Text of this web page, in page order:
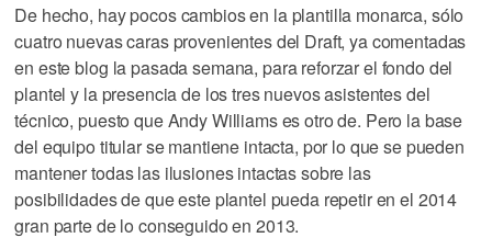
De hecho, hay pocos cambios en la plantilla monarca, sólo
cuatro nuevas caras provenientes del Draft, ya comentadas
en este blog la pasada semana, para reforzar el fondo del
plantel y la presencia de los tres nuevos asistentes del
técnico, puesto que Andy Williams es otro de. Pero la base
del equipo titular se mantiene intacta, por lo que se pueden
mantener todas las ilusiones intactas sobre las
posibilidades de que este plantel pueda repetir en el 2014
gran parte de lo conseguido en 2013.